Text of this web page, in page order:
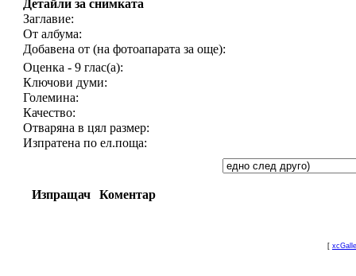
Детайли за снимката
Заглавие:
От албума:
Добавена от (на фотоапарата за още):
Оценка - 9 глас(а):
Ключови думи:
Големина:
Качество:
Отваряна в цял размер:
Изпратена по ел.поща:
Изпращач Коментар
[